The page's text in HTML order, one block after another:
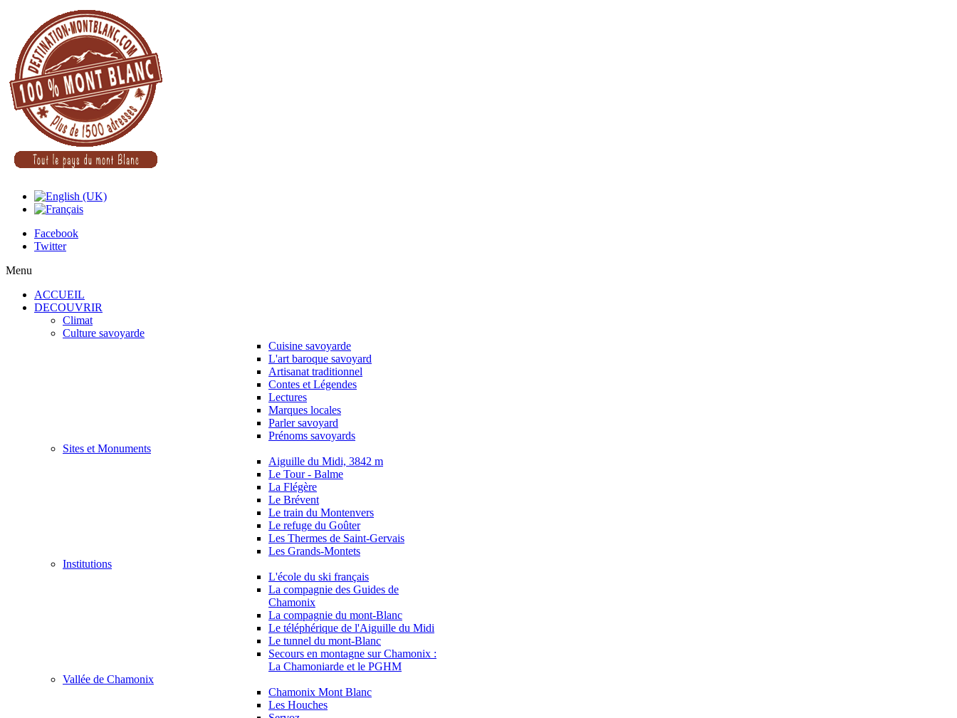
Facebook
Twitter
Menu
ACCUEIL
DECOUVRIR
Climat
Culture savoyarde
Cuisine savoyarde
L'art baroque savoyard
Artisanat traditionnel
Contes et Légendes
Lectures
Marques locales
Parler savoyard
Prénoms savoyards
Sites et Monuments
Aiguille du Midi, 3842 m
Le Tour - Balme
La Flégère
Le Brévent
Le train du Montenvers
Le refuge du Goûter
Les Thermes de Saint-Gervais
Les Grands-Montets
Institutions
L'école du ski français
La compagnie des Guides de
Chamonix
La compagnie du mont-Blanc
Le téléphérique de l'Aiguille du Midi
Le tunnel du mont-Blanc
Secours en montagne sur Chamonix :
La Chamoniarde et le PGHM
Vallée de Chamonix
Chamonix Mont Blanc
Les Houches